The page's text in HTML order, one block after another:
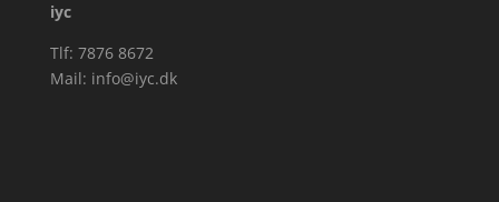
iyc
Tlf: 7876 8672
Mail: info@iyc.dk